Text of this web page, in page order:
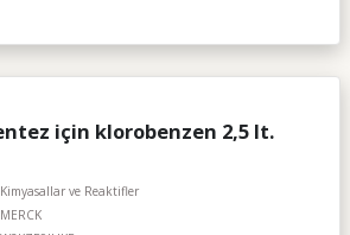
için klorobenzen 2,5 lt.
Kimyasallar ve Reaktifler
MERCK